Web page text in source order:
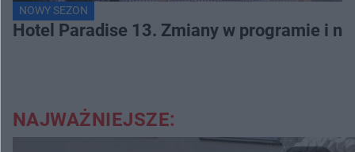
NOWY SEZON
Hotel Paradise 13. Zmiany w programie i
NAJWAŻNIEJSZE: